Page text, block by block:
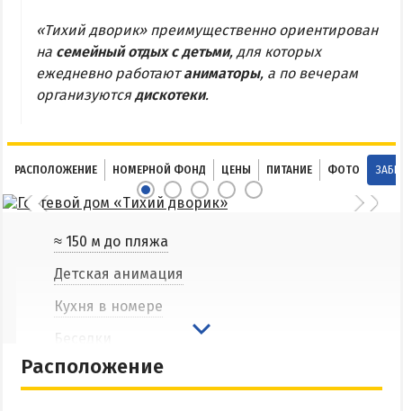
Розовое озеро
Соленые озера
Глицериновое озеро
БАЗЫ ОТДЫХА И ОТЕЛИ АРАБАТКИ
Геническ
Генгорка
Счастливцево
Стрелковое
СТЕПАНОВКА ПЕРВАЯ
«Тихий дворик» преимущественно ориентирован
на семейный отдых с детьми, для которых
ежедневно работаютаниматоры, а по вечерам
организуютсядискотеки.
РАСПОЛОЖЕНИЕ НОМЕРНОЙ ФОНД ЦЕНЫ ПИТАНИЕ ФОТО
≈ 150 м до пляжа
Детская анимация
Кухня в номере
Беседки
Мангальная зона
Расположение